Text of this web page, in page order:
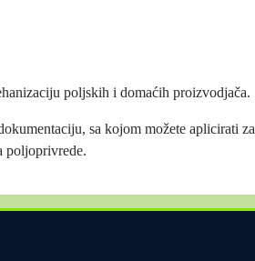
poljskih i domaćih proizvodjača.
sa kojom možete aplicirati za
poljoprivrede.